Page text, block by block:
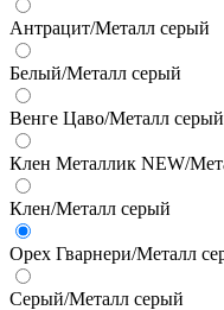
Антрацит/Металл серый
Белый/Металл серый
Венге Цаво/Металл серый
Клен Металлик NEW/
Клен/Металл серый
Орех Гварнери/Металл
Серый/Металл серый